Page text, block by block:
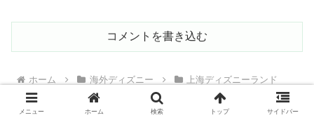
コメントを書き込む
ホーム 海外ディズニー 上海ディズニーランド
メニュー ホーム 検索 トップ サイドバー